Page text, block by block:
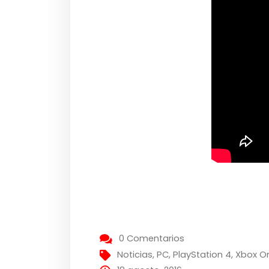
0 Comentarios
Noticias,PC,PlayStation 4, Xbox